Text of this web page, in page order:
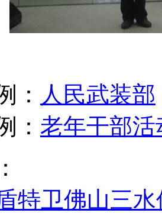
： 人民武装部
： 老年干部活
特卫佛山三